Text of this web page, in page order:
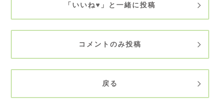
「いいね♥」と一緒に投稿
コメントのみ投稿
戻る